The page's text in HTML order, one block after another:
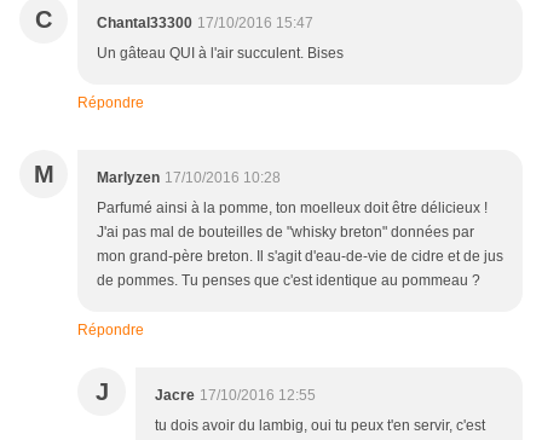
C Chantal33300 17/10/2016 15:47
Un gâteau QUI à l'air succulent. Bises
Répondre
M Marlyzen 17/10/2016 10:28
Parfumé ainsi à la pomme, ton moelleux doit être délicieux !
J'ai pas mal de bouteilles de "whisky breton" données par
mon grand-père breton. Il s'agit d'eau-de-vie de cidre et de jus
de pommes. Tu penses que c'est identique au pommeau ?
Répondre
J Jacre 17/10/2016 12:55
tu dois avoir du lambig, oui tu peux t'en servir, c'est